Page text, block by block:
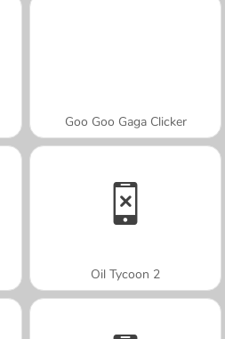
Goo Goo Gaga Clicker
Oil Tycoon 2